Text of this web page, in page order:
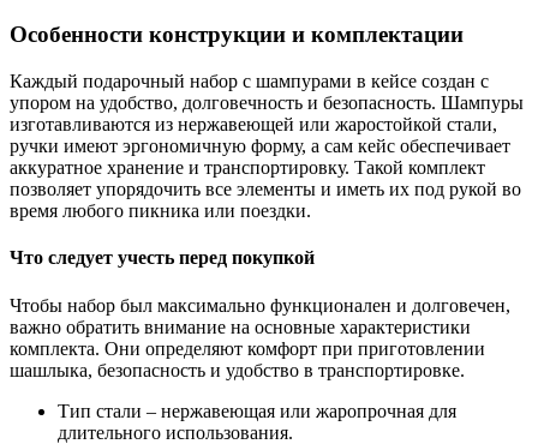
Особенности конструкции и комплектации
Каждый подарочный набор с шампурами в кейсе создан с
упором на удобство, долговечность и безопасность. Шампуры
изготавливаются из нержавеющей или жаростойкой стали,
ручки имеют эргономичную форму, а сам кейс обеспечивает
аккуратное хранение и транспортировку. Такой комплект
позволяет упорядочить все элементы и иметь их под рукой во
время любого пикника или поездки.
Что следует учесть перед покупкой
Чтобы набор был максимально функционален и долговечен,
важно обратить внимание на основные характеристики
комплекта. Они определяют комфорт при приготовлении
шашлыка, безопасность и удобство в транспортировке.
Тип стали – нержавеющая или жаропрочная для
длительного использования.